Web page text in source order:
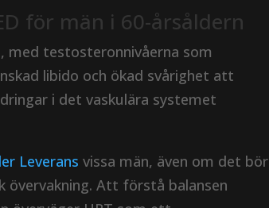
för män i 60-årsåldern
med testosteronnivåerna som
libido och ökad svårighet att
i det vaskulära systemet
Leverans vissa män, även om det bör
övervakning. Att förstå balansen